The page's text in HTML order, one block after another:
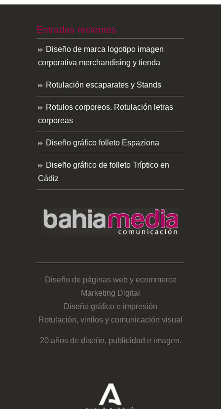
Entradas recientes
Diseño de marca logotipo imagen
corporativa merchandising y tienda
Rotulación escaparates y Stands
Rotulos corporeos. Rotulación letras
corporeas
Diseño gráfico folleto Espaziona
Diseño gráfico de folleto Tríptico en
Cádiz
Diseño de páginas web y ecommerce
Marketing Digital
Diseño gráfico e impresión
Rotulación, vinilos y comunicación visual
20 años de diseño, publicidad e imagen.